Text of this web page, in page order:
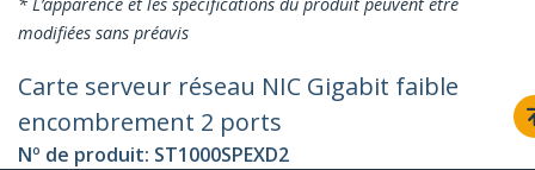
modifiées sans préavis
Carte serveur réseau NIC Gigabit faible
encombrement 2 ports
Nº de produit: ST1000SPEXD2